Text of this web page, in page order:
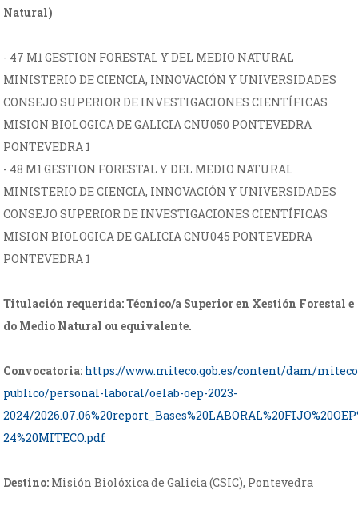
Natural)
- 47 M1 GESTION FORESTAL Y DEL MEDIO NATURAL
MINISTERIO DE CIENCIA, INNOVACIÓN Y UNIVERSIDADES
CONSEJO SUPERIOR DE INVESTIGACIONES CIENTÍFICAS
MISION BIOLOGICA DE GALICIA CNU050 PONTEVEDRA
PONTEVEDRA 1
- 48 M1 GESTION FORESTAL Y DEL MEDIO NATURAL
MINISTERIO DE CIENCIA, INNOVACIÓN Y UNIVERSIDADES
CONSEJO SUPERIOR DE INVESTIGACIONES CIENTÍFICAS
MISION BIOLOGICA DE GALICIA CNU045 PONTEVEDRA
PONTEVEDRA 1
Titulación requerida: Técnico/a Superior en Xestión Forestal e
do Medio Natural ou equivalente.
Convocatoria: https://www.miteco.gob.es/content/dam/
publico/personal-laboral/oelab-oep-2023-
2024/
24%20MITECO.pdf
Destino: Misión Biolóxica de Galicia (CSIC), Pontevedra